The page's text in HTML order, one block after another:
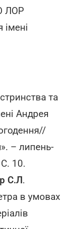
ЛОР
імені
та
Андрея
– липень-
10.
С.Л.
в умовах